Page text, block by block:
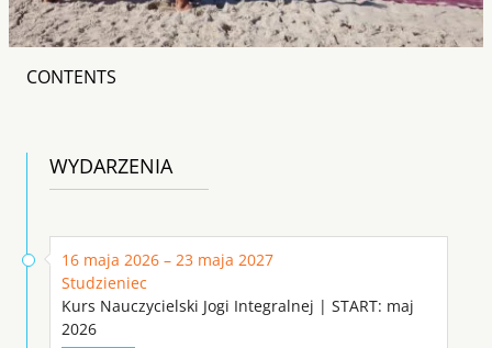
CONTENTS
WYDARZENIA
16 maja 2026 – 23 maja 2027
Studzieniec
Kurs Nauczycielski Jogi Integralnej | START: maj
2026